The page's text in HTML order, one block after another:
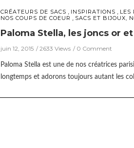
CRÉATEURS DE SACS INSPIRATIONS LES
NOS COUPS DE COEUR SACS ET BIJOUX,
Paloma Stella, les joncs or
juin 12, 2015 2633 Views 0 Comment
Paloma Stella est une de nos créatrices
longtemps et adorons toujours autant les